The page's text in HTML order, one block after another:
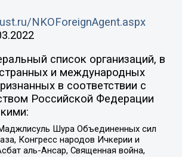
NKOForeignAgent.aspx
список организаций, в
и международных
в соответствии с
Российской Федерации
Шура Объединенных сил
Конгресс народов Ичкерии и
аль-Ансар, Священная война,